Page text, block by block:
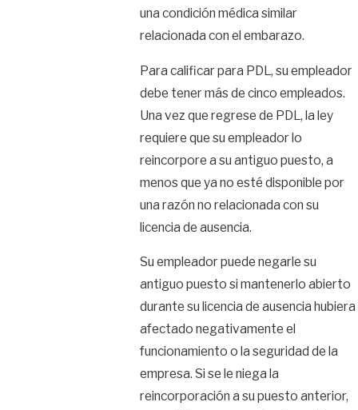
una condición médica similar
relacionada con el embarazo.
Para calificar para PDL, su empleador
debe tener más de cinco empleados.
Una vez que regrese de PDL, la ley
requiere que su empleador lo
reincorpore a su antiguo puesto, a
menos que ya no esté disponible por
una razón no relacionada con su
licencia de ausencia.
Su empleador puede negarle su
antiguo puesto si mantenerlo abierto
durante su licencia de ausencia hubiera
afectado negativamente el
funcionamiento o la seguridad de la
empresa. Si se le niega la
reincorporación a su puesto anterior,